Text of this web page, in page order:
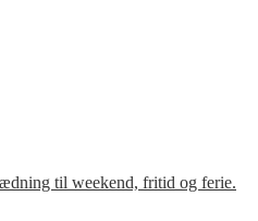
til weekend, fritid og ferie.